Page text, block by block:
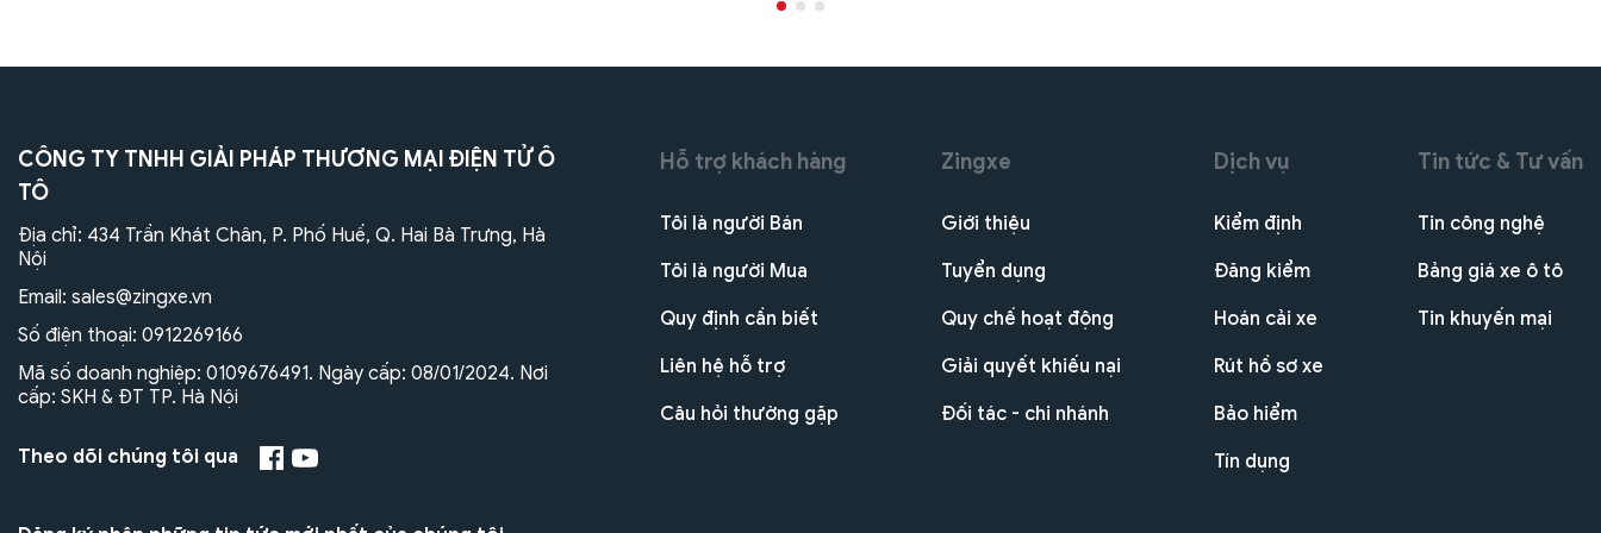
CÔNG TY TNHH GIẢI PHÁP THƯƠNG MẠI ĐIỆN TỬ Ô
TÔ
Địa chỉ: 434 Trần Khát Chân, P. Phố Huế, Q. Hai Bà Trưng, Hà
Nội
Email: sales@zingxe.vn
Số điện thoại: 0912269166
Mã số doanh nghiệp: 0109676491. Ngày cấp: 08/01/2024. Nơi
cấp: SKH & ĐT TP. Hà Nội
Theo dõi chúng tôi qua
Hỗ trợ khách hàng
Tôi là người Bán
Tôi là người Mua
Quy định cần biết
Liên hệ hỗ trợ
Câu hỏi thường gặp
Zingxe
Giới thiệu
Tuyển dụng
Quy chế hoạt động
Giải quyết khiếu nại
Đối tác - chi nhánh
Dịch vụ
Kiểm định
Đăng kiểm
Hoán cải xe
Rút hồ sơ xe
Bảo hiểm
Tín dụng
Tin tức & Tư vấn
Tin công nghệ
Bảng giá xe ô tô
Tin khuyến mại